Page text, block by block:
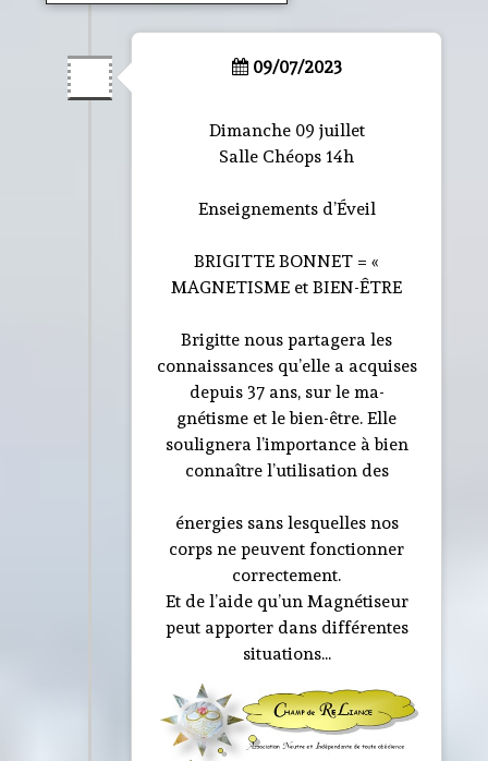
09/07/2023
Dimanche 09 juillet
Salle Chéops 14h
Enseignements d’Éveil
BRIGITTE BONNET = «
MAGNETISME et BIEN-ÊTRE
Brigitte nous partagera les
connaissances qu’elle a acquises
depuis 37 ans, sur le ma-
gnétisme et le bien-être. Elle
soulignera l’importance à bien
connaître l’utilisation des
énergies sans lesquelles nos
corps ne peuvent fonctionner
correctement.
Et de l’aide qu’un Magnétiseur
peut apporter dans différentes
situations...